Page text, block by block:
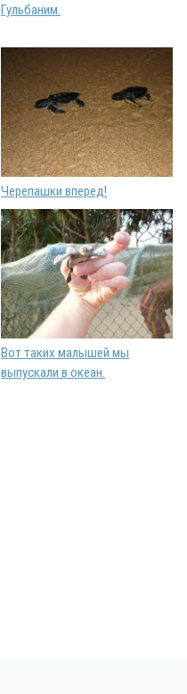
Гульбаним.
Черепашки вперед!
Вот таких малышей мы
выпускали в океан.